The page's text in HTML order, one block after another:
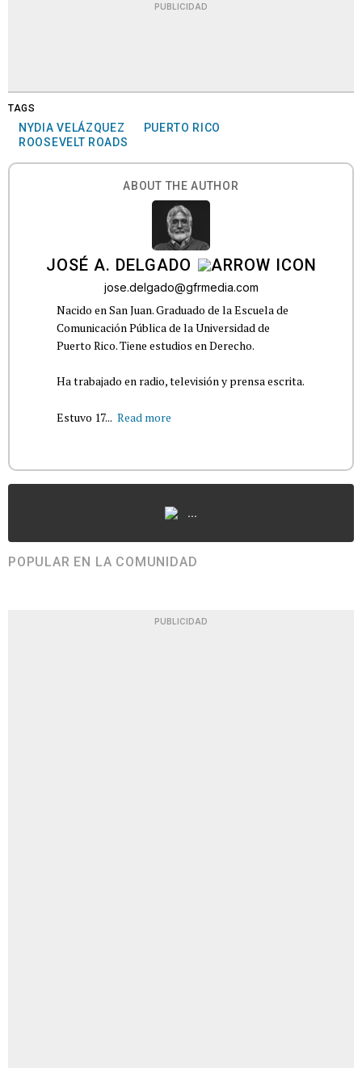
PUBLICIDAD
TAGS
NYDIA VELÁZQUEZ
PUERTO RICO
ROOSEVELT ROADS
ABOUT THE AUTHOR
JOSÉ A. DELGADO
jose.delgado@gfrmedia.com
Nacido en San Juan. Graduado de la Escuela de
Comunicación Pública de la Universidad de
Puerto Rico. Tiene estudios en Derecho.
Ha trabajado en radio, televisión y prensa escrita.
Estuvo 17... Read more
...
POPULAR EN LA COMUNIDAD
PUBLICIDAD